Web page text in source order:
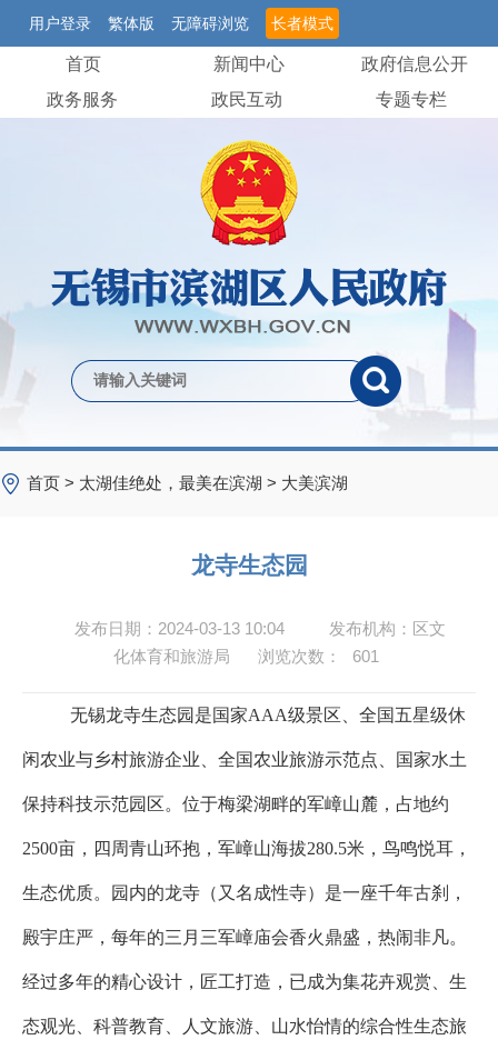
用户登录 繁体版 无障碍浏览 长者模式
首页 新闻中心
政府信息公开
政务服务
政民互动 专题专栏
首页 > 太湖佳绝处，最美在滨湖 > 大美滨湖
龙寺生态园
发布日期：2024-03-13 10:04
发布机构：区文
化体育和旅游局
浏览次数： 601
无锡龙寺生态园是国家AAA级景区、全国五星级休
闲农业与乡村旅游企业、全国农业旅游示范点、国家水土
保持科技示范园区。位于梅梁湖畔的军嶂山麓，占地约
2500亩，四周青山环抱，军嶂山海拔280.5米，鸟鸣悦耳，
生态优质。园内的龙寺（又名成性寺）是一座千年古刹，
殿宇庄严，每年的三月三军嶂庙会香火鼎盛，热闹非凡。
经过多年的精心设计，匠工打造，已成为集花卉观赏、生
态观光、科普教育、人文旅游、山水怡情的综合性生态旅